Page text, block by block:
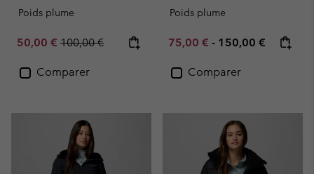
Poids plume
Sale price:
50,00 € Regular price:
100,00 €
Comparer
Poids plume
Minimum sale price:
75,00 € - Maximum price:
150,00 €
Comparer